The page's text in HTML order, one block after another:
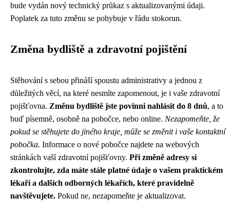
bude vydán nový technický průkaz s aktualizovanými údaji.
Poplatek za tuto změnu se pohybuje v řádu stokorun.
Změna bydliště a zdravotní pojištění
Stěhování s sebou přináší spoustu administrativy a jednou z
důležitých věcí, na které nesmíte zapomenout, je i vaše zdravotní
pojišťovna. Změnu bydliště jste povinni nahlásit do 8 dnů, a to
buď písemně, osobně na pobočce, nebo online. Nezapomeňte, že
pokud se stěhujete do jiného kraje, může se změnit i vaše kontaktní
pobočka. Informace o nové pobočce najdete na webových
stránkách vaší zdravotní pojišťovny. Při změně adresy si
zkontrolujte, zda máte stále platné údaje o vašem praktickém
lékaři a dalších odborných lékařích, které pravidelně
navštěvujete. Pokud ne, nezapomeňte je aktualizovat.